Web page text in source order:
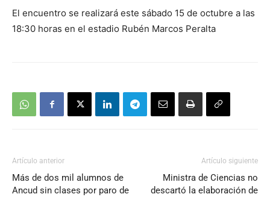
El encuentro se realizará este sábado 15 de octubre a las
18:30 horas en el estadio Rubén Marcos Peralta
Artículo anterior
Más de dos mil alumnos de
Ancud sin clases por paro de
Artículo siguiente
Ministra de Ciencias no
descartó la elaboración de